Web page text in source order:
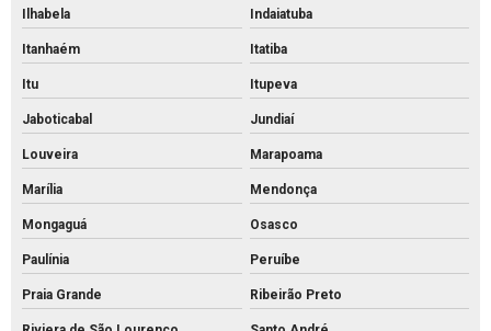
Piso de concreto intertravado retangular
Piso de concreto intertravado
Piso de concreto valor
Piso de encaixe concreto
Piso intertravado 16 faces 8 cm
Piso intertravado 16 faces
Piso intertravado bloquete
Piso intertravado de concreto para calçadas
Piso intertravado de concreto preço m2
Ilhabela Indaiatuba
Itanhaém Itatiba
Itu Itupeva
Jaboticabal Jundiaí
Louveira Marapoama
Marília Mendonça
Mongaguá Osasco
Paulínia Peruíbe
Praia Grande Ribeirão Preto